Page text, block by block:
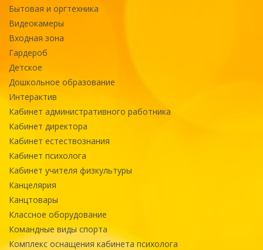
Бытовая и оргтехника
Видеокамеры
Входная зона
Гардероб
Детское
Дошкольное образование
Интерактив
Кабинет административного работника
Кабинет директора
Кабинет естествознания
Кабинет психолога
Кабинет учителя физкультуры
Канцелярия
Канцтовары
Классное оборудование
Командные виды спорта
Комплекс оснащения кабинета психолога